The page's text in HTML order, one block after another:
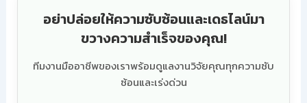
อย่าปล่อยให้ความซับซ้อนและเดธไลน์มา
ขวางความสำเร็จของคุณ!
ทีมงานมืออาชีพของเราพร้อมดูแลงานวิจัยคุณทุกความซับ
ซ้อนและเร่งด่วน